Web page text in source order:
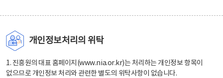
개인정보처리의 위탁
1. 진흥원의 대표 홈페이지(www.nia.or.kr)는 처리하는 개인정보 항목이
없으므로 개인정보 처리와 관련한 별도의 위탁사항이 없습니다.